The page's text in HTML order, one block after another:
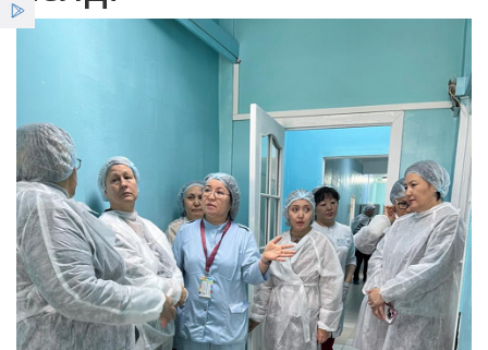
Қызметтер
Жеңілдіктер
Жаңалықтар